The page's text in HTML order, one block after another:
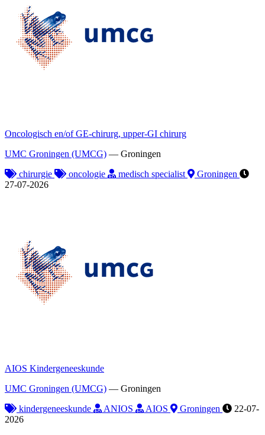
Oncologisch en/of GE-chirurg, upper-GI chirurg
UMC Groningen (UMCG) — Groningen
chirurgie
oncologie medisch specialist
Groningen
27-07-2026
AIOS Kindergeneeskunde
UMC Groningen (UMCG) — Groningen
kindergeneeskunde
ANIOS AIOS Groningen
22-07-
2026